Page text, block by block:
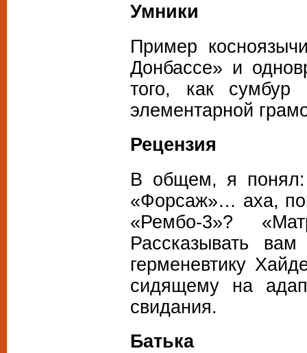
Умники
Пример
Донбассе» и
того, как
элементарной
Рецензия
В общем, я понял:
«Форсаж»… аха,
«Рембо-3»?
Рассказывать
герменевтику
сидящему на
свидания.
Батька